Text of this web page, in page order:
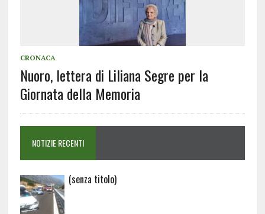
CRONACA
Nuoro, lettera di Liliana Segre per la
Giornata della Memoria
NOTIZIE RECENTI
(senza titolo)Articolo